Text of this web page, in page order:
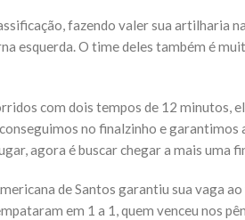
fazendo valer sua artilharia
esquerda. O time deles também é
com dois tempos de 12 minutos,
no finalzinho e
agora é buscar chegar a mais uma
de Santos garantiu sua vaga
em 1 a 1, quem venceu nos